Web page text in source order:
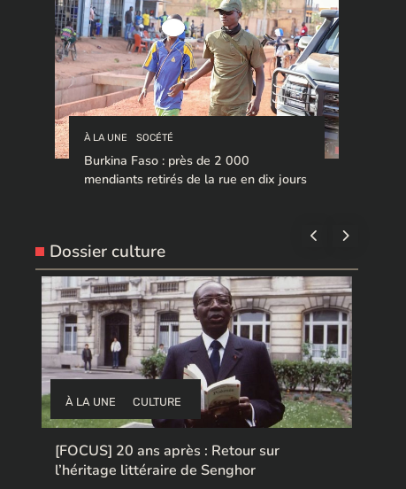
À LA UNE SOCÉTÉ
Burkina Faso : près de 2 000
mendiants retirés de la rue en dix jours
Dossier culture
À LA UNE CULTURE
Ces ex-colonisateurs européens qui